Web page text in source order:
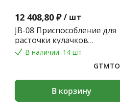
12 408,80 ₽ / шт
JB-08 Приспособление для
расточки кулачков
токарного патрона
В наличии: 14 шт
В корзину